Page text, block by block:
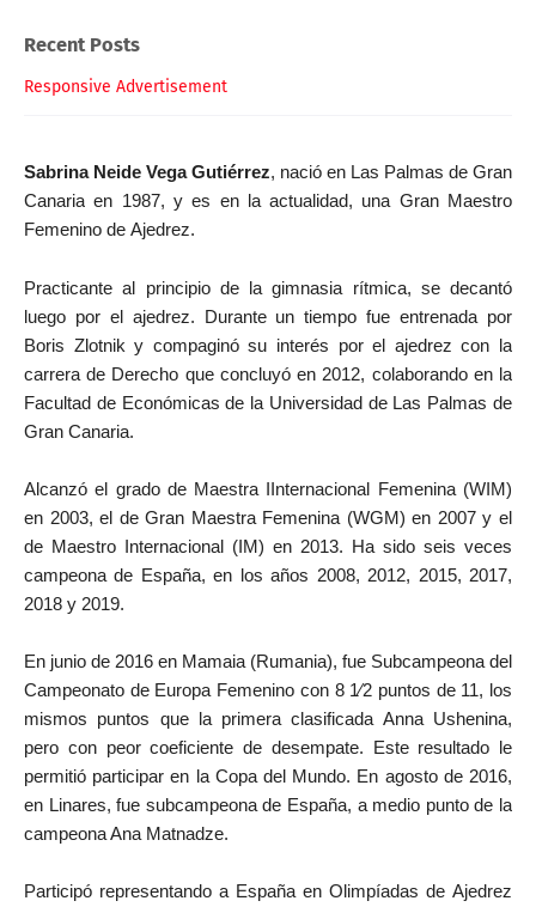
Recent Posts
Responsive Advertisement
Sabrina Neide Vega Gutiérrez, nació en Las Palmas de Gran
Canaria en 1987, yes en la actualidad, una Gran Maestro
Femenino de Ajedrez.
Practicante al principio dela gimnasia rítmica, se decantó
luego por el ajedrez. Durante un tiempo fue entrenada por
Boris Zlotnik y compaginó su interés por el ajedrez con la
carrera de Derecho que concluyó en 2012, colaborandoen la
Facultad de Económicas de la Universidad de Las Palmas de
Gran Canaria.
Alcanzó el grado de Maestra IInternacional Femenina (WIM)
en 2003, el de Gran Maestra Femenina (WGM) en 2007 y el
de Maestro Internacional (IM) en 2013. Ha sido seis veces
campeona de España, en los años 2008, 2012, 2015, 2017,
2018 y 2019.
En junio de 2016 en Mamaia (Rumania), fue Subcampeona del
Campeonato de Europa Femenino con 8 1⁄2 puntos de 11, los
mismos puntos que la primera clasificada Anna Ushenina,
pero con peor coeficiente de desempate. Este resultado le
permitió participar en la Copa del Mundo. En agosto de 2016,
en Linares, fue subcampeona de España, a medio punto de la
campeona Ana Matnadze.
Participó representando a España en Olimpíadas de Ajedrez